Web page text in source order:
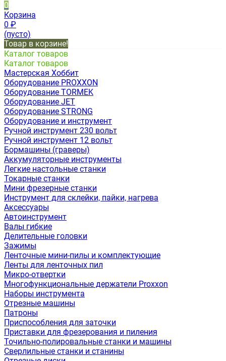
0
Корзина
0 ₽
(пусто)
Товар в корзине!
Каталог товаров
Каталог товаров
Мастерская Хоббит
Оборудование PROXXON
Оборудование TORMEK
Оборудование JET
Оборудование STRONG
Оборудование и инструмент
Ручной инструмент 230 вольт
Ручной инструмент 12 вольт
Бормашины (граверы)
Аккумуляторные инструменты
Легкие настольные станки
Токарные станки
Мини фрезерные станки
Инструмент для склейки, пайки, нагрева
Аксессуары
Автоинструмент
Валы гибкие
Делительные головки
Зажимы
Ленточные мини-пилы и комплектующие
Ленты для ленточных пил
Микро-отвертки
Многофункциональные держатели Proxxon
Наборы инструмента
Отрезные машины
Патроны
Приспособления для заточки
Приставки для фрезерования и пиления
Точильно-полировальные станки и машины
Сверлильные станки и станины